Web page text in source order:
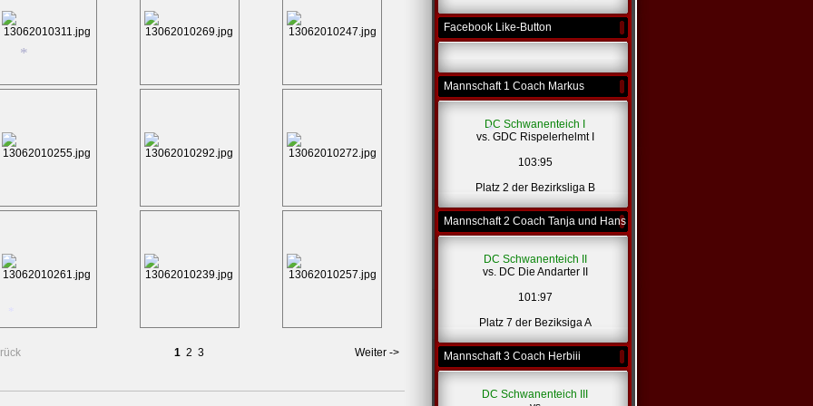
1 2 3 Weiter ->
Facebook Like-Button
Mannschaft 1 Coach Markus
DC Schwanenteich I
vs. GDC Rispelerhelmt I
103:95
Platz 2 der Bezirksliga B
Mannschaft 2 Coach Tanja und Hans
DC Schwanenteich II
vs. DC Die Andarter II
101:97
Platz 7 der Beziksiga A
Mannschaft 3 Coach Herbiii
DC Schwanenteich III
*
*